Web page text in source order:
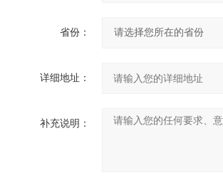
省份：
详细地址：
补充说明：